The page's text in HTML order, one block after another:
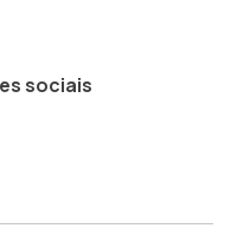
sociais
ao